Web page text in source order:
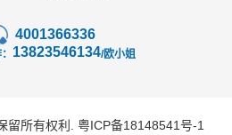
4001366336
13823546134/欧小姐
留所有权利. 粤ICP备18148541号-1